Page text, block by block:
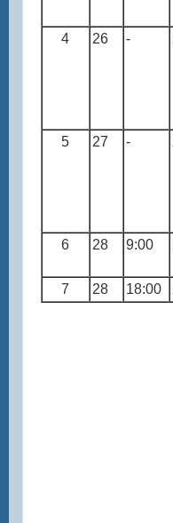
4
26 -
5
27 -
6
28 9:00
7
28 18:00